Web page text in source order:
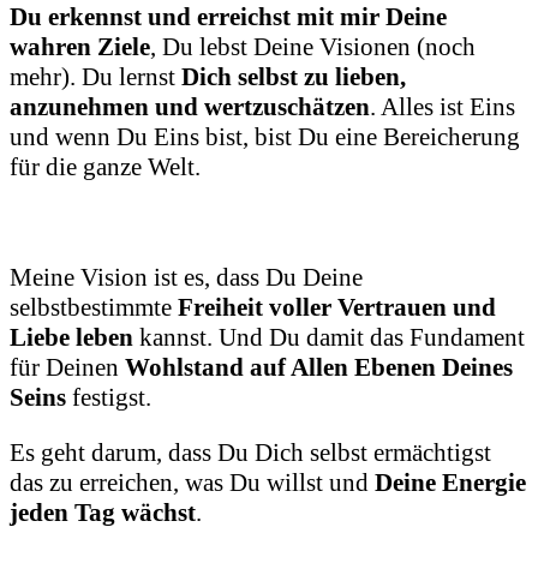
Du erkennst und erreichst mit mir Deine
wahren Ziele, Du lebst Deine Visionen (noch
mehr). Du lernst Dich selbst zu lieben,
anzunehmen und wertzuschätzen. Alles ist Eins
und wenn Du Eins bist, bist Du eine Bereicherung
für die ganze Welt.
Meine Vision ist es, dass Du Deine
selbstbestimmte Freiheit voller Vertrauen und
Liebe leben kannst. Und Du damit das Fundament
für Deinen Wohlstand auf Allen Ebenen Deines
Seins festigst.
Es geht darum, dass Du Dich selbst ermächtigst
das zu erreichen, was Du willst und Deine Energie
jeden Tag wächst.